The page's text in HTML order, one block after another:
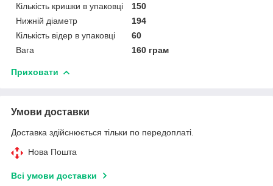
Кількість кришки в упаковці
150
Нижній діаметр
194
Кількість відер в упаковці
60
Вага
160 грам
Приховати
Умови доставки
Доставка здійснюється тільки по передоплаті.
Нова Пошта
Всі умови доставки